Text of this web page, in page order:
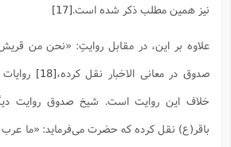
نیز همین مطلب ذکر شده است.[17]
علاوه بر این، در مقابل روایتِ: «نحن من
صدوق در معانی الاخبار نقل کرده،[18]
روایات
خلاف این روایت است. شیخ صدوق روایت
باقر(ع) نقل کرده که حضرت می‌فرماید: «ما عرب